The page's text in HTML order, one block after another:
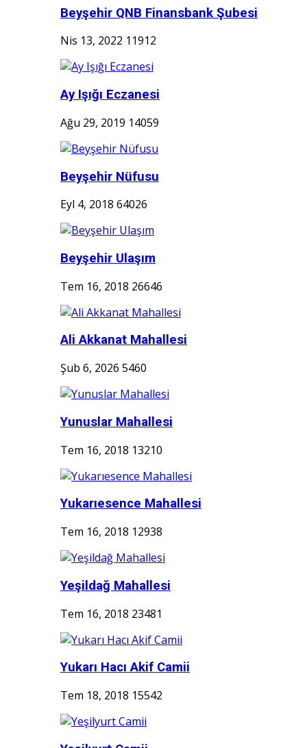
Beyşehir QNB Finansbank Şubesi
Nis 13, 2022 11912
Ay Işığı Eczanesi
Ağu 29, 2019 14059
Beyşehir Nüfusu
Eyl 4, 2018 64026
Beyşehir Ulaşım
Tem 16, 2018 26646
Ali Akkanat Mahallesi
Şub 6, 2026 5460
Yunuslar Mahallesi
Tem 16, 2018 13210
Yukarıesence Mahallesi
Tem 16, 2018 12938
Yeşildağ Mahallesi
Tem 16, 2018 23481
Yukarı Hacı Akif Camii
Tem 18, 2018 15542